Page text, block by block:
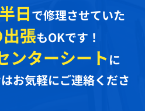
日で修理させていた
張もOKです！
ンターシートに
お気軽にご連絡くださ